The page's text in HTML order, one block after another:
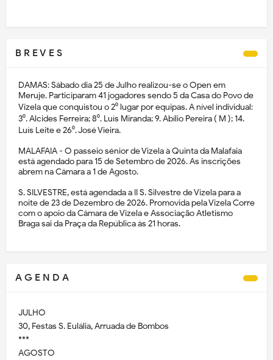
B R E V E S
DAMAS: Sábado dia 25 de Julho realizou-se o Open em
Meruje. Participaram 41 jogadores sendo 5 da Casa do Povo de
Vizela que conquistou o 2⁰ lugar por equipas. A nível individual:
3⁰. Alcides Ferreira; 8⁰. Luís Miranda; 9. Abílio Pereira ( M ); 14.
Luís Leite e 26⁰. José Vieira.
MALAFAIA - O passeio sénior de Vizela à Quinta da Malafaia
está agendado para 15 de Setembro de 2026. As inscrições
abrem na Câmara a 1 de Agosto.
S. SILVESTRE, está agendada a II S. Silvestre de Vizela para a
noite de 23 de Dezembro de 2026. Promovida pela Vizela Corre
com o apoio da Câmara de Vizela e Associação Atletismo
Braga sai da Praça da República às 21 horas.
A G E N D A
JULHO
30, Festas S. Eulália, Arruada de Bombos
***
AGOSTO